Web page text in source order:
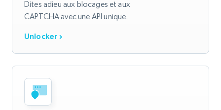
Dites adieu aux blocages et aux
CAPTCHA avec une API unique.
Unlocker